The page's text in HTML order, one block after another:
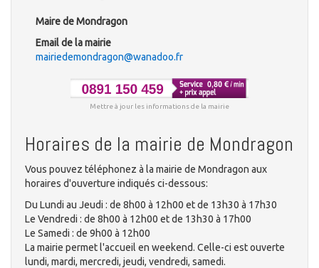
Maire de Mondragon
Email de la mairie
mairiedemondragon@wanadoo.fr
Mettre à jour les informations de la mairie
Horaires de la mairie de Mondragon
Vous pouvez téléphonez à la mairie de Mondragon aux
horaires d'ouverture indiqués ci-dessous:
Du Lundi au Jeudi : de 8h00 à 12h00 et de 13h30 à 17h30
Le Vendredi : de 8h00 à 12h00 et de 13h30 à 17h00
Le Samedi : de 9h00 à 12h00
La mairie permet l'accueil en weekend. Celle-ci est ouverte
lundi, mardi, mercredi, jeudi, vendredi, samedi.